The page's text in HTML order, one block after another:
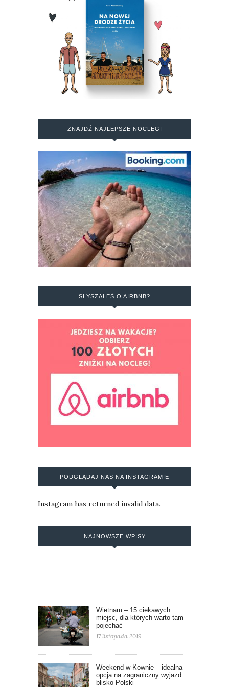
ZNAJDŹ NAJLEPSZE NOCLEGI
SŁYSZAŁEŚ O AIRBNB?
PODGLĄDAJ NAS NA INSTAGRAMIE
Instagram has returned invalid data.
NAJNOWSZE WPISY
Wietnam – 15 ciekawych
miejsc, dla których warto tam
pojechać
17 listopada 2019
Weekend w Kownie – idealna
opcja na zagraniczny wyjazd
blisko Polski